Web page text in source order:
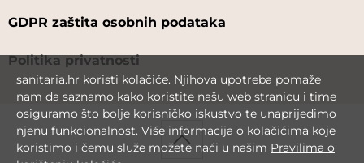
GDPR zaštita osobnih podataka
Politika privatnosti
sanitaria.hr koristi kolačiće. Njihova upotreba pomaže
nam da saznamo kako koristite našu web stranicu i time
osiguramo što bolje korisničko iskustvo te unaprijedimo
njenu funkcionalnost. Više informacija o kolačićima koje
koristimo i čemu služe možete naći u našim Pravilima o